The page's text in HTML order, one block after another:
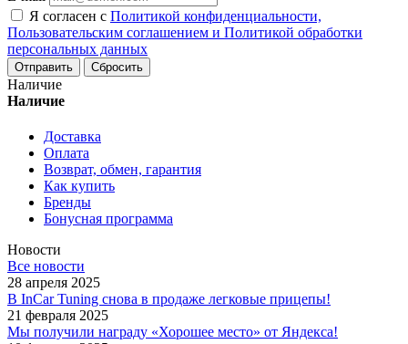
Я согласен с Политикой конфиденциальности,
Пользовательским соглашением и Политикой обработки
персональных данных
Сбросить
Наличие
Наличие
Доставка
Оплата
Возврат, обмен, гарантия
Как купить
Бренды
Бонусная программа
Новости
Все новости
28 апреля 2025
В InCar Tuning снова в продаже легковые прицепы!
21 февраля 2025
Мы получили награду «Хорошее место» от Яндекса!